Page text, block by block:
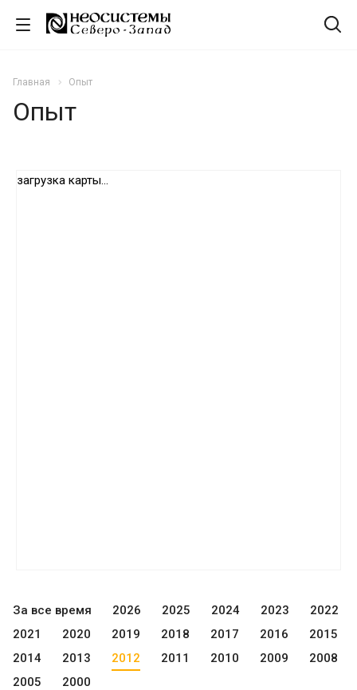
Главная Опыт
Опыт
загрузка карты...
За все время 2026 2025 2024 2023
2022
2021
2020 2019 2018 2017 2016
2015
2014
2013 2012 2011 2010 2009
2008
2005
2000